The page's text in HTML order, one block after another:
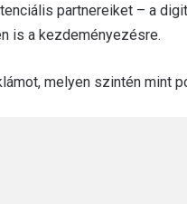
partnereiket – a
is a kezdeményezésre.
melyen szintén mint